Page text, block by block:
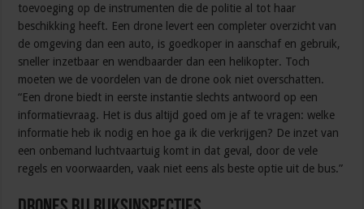
toevoeging op de instrumenten die de politie al tot haar
beschikking heeft. Een drone levert een completer overzicht van
de omgeving dan een auto, is goedkoper in aanschaf en gebruik,
sneller inzetbaar en wendbaarder dan een helikopter. Toch
moeten we de voordelen van de drone ook niet overschatten.
“Een drone biedt in eerste instantie slechts antwoord op een
informatievraag. Het is dus altijd goed om je af te vragen: welke
informatie heb ik nodig en hoe ga ik die verkrijgen? De inzet van
een onbemand luchtvaartuig komt in dat geval, door de vele
regels en voorwaarden, vaak niet eens als beste optie uit de bus.”